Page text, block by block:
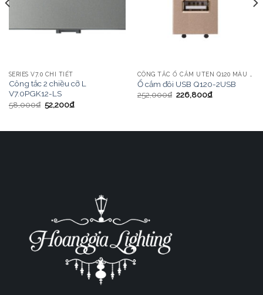
SERIES V7.0 CHI TIẾT
Công tắc 2 chiều cỡ L
V7.0PGK12-LS
58,000₫ 52,200₫
Ổ cắm đôi USB Q120-2USB
252,000₫ 226,800₫